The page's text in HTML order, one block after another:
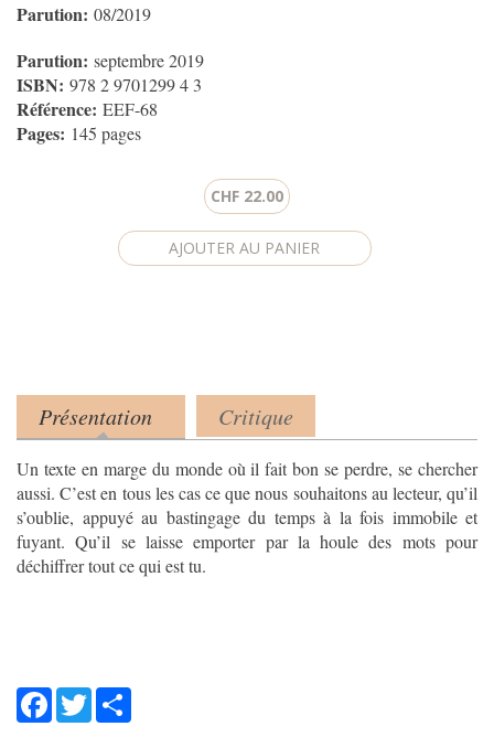
Parution: 08/2019
Parution: septembre 2019
ISBN: 978 2 9701299 4 3
Référence: EEF-68
Pages: 145 pages
CHF 22.00
Product tabs
Présentation
(onglet actif)
Critique
Un texte en marge du monde où il fait bon se perdre, se chercher
aussi. C’est en tous les cas ce que nous souhaitons au lecteur, qu’il
s’oublie, appuyé au bastingage du temps à la fois immobile et
fuyant. Qu’il se laisse emporter par la houle des mots pour
déchiffrer tout ce qui est tu.
Facebook
Twitter